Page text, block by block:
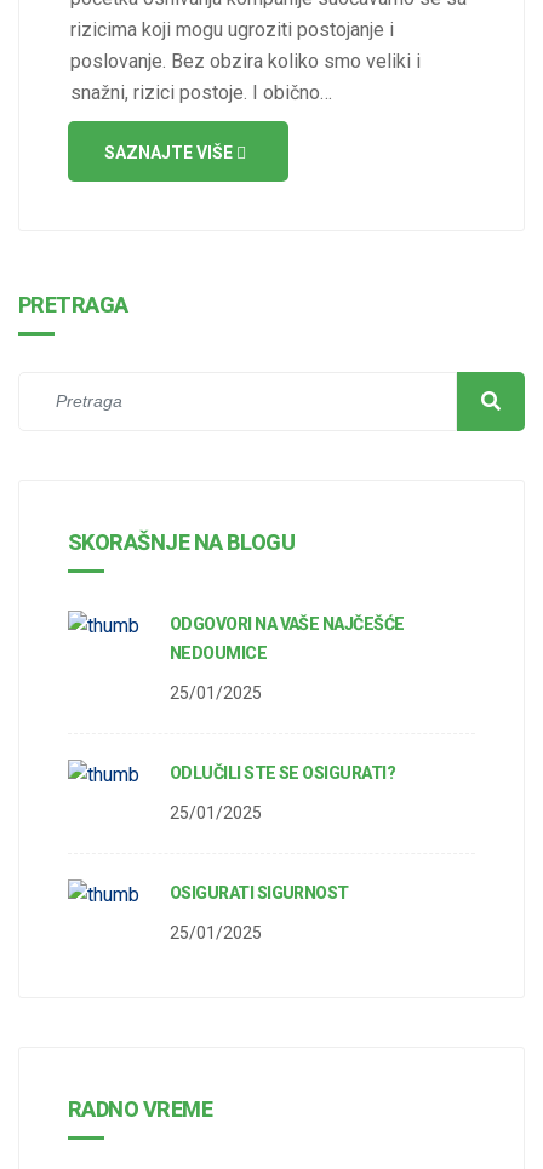
rizicima koji mogu ugroziti postojanje i
poslovanje. Bez obzira koliko smo veliki i
snažni, rizici postoje. I obično…
SAZNAJTE VIŠE
PRETRAGA
SKORAŠNJE NA BLOGU
ODGOVORI NA VAŠE NAJČEŠĆE
NEDOUMICE
25/01/2025
ODLUČILI STE SE OSIGURATI?
25/01/2025
OSIGURATI SIGURNOST
25/01/2025
RADNO VREME